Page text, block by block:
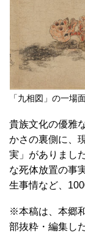
「九相図」の一場
貴族文化の優雅
かさの裏側に、
実」がありまし
な死体放置の事
生事情など、
※本稿は、本郷
部抜粋・編集し